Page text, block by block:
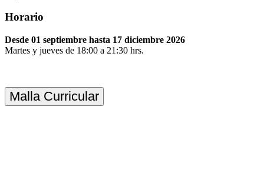
Horario
Desde 01 septiembre hasta 17 diciembre 2026
Martes y jueves de 18:00 a 21:30 hrs.
Malla Curricular